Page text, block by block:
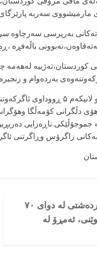
سەربە پارێزگای ورمێ
بەرپرسی سەرچاوە
باڵەفڕە
لەهەمە
بەردەوام و
لە دوو ڕۆژی دەسپێکی
دڵگرانی کۆمەڵگا
دایە جموجۆڵێکی ناڕەزایی
زاگرۆس وڕاگرتنی
کۆڵبەرێکی سەردەشتی لە دوای ۷۰
ئەمڕۆ لە